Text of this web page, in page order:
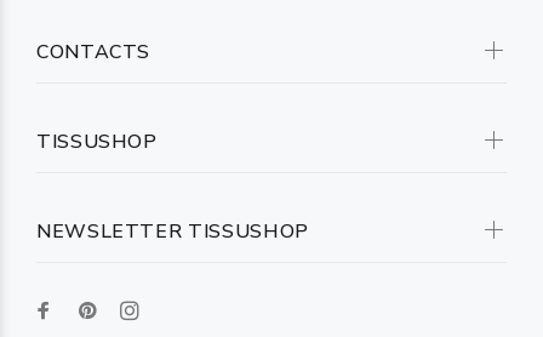
NEWSLETTER TISSUSHOP
CONTACTS
TISSUSHOP